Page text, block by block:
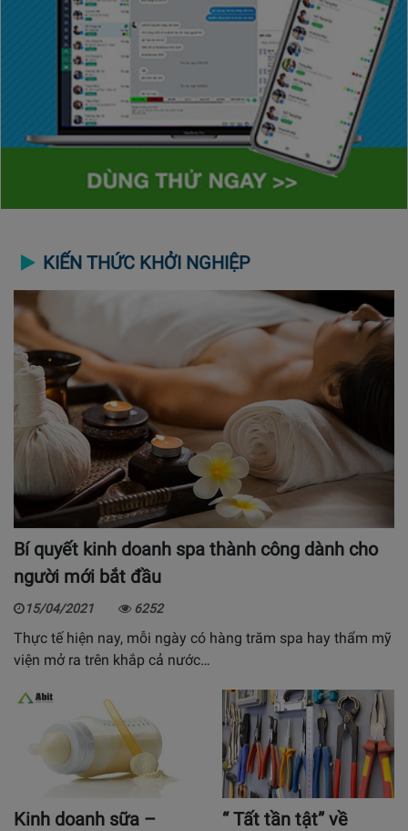
KIẾN THỨC KHỞI NGHIỆP
Bí quyết kinh doanh spa thành công dành cho
người mới bắt đầu
15/04/2021 6252
Thực tế hiện nay, mỗi ngày có hàng trăm spa hay thẩm mỹ
viện mở ra trên khắp cả nước…
Kinh doanh sữa –
“ Tất tần tật” về